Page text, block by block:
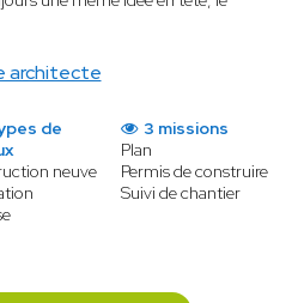
architecte
de
neuve
3 missions
Plan
Permis de construire
Suivi de chantier